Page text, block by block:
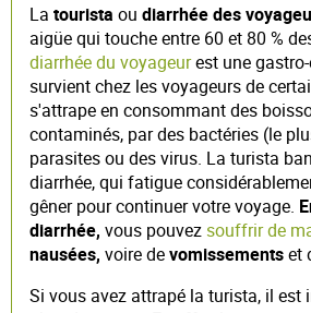
La tourista ou diarrhée des
aigüe qui touche entre 60 et 80 %
diarrhée du voyageurest une
survient chez les voyageurs de
s'attrape en consommant des
contaminés, par des bactéries (le
parasites ou des virus. La turista
diarrhée, qui fatigue
gêner pour continuer votre voyage.
diarrhée, vous pouvezsouffrir de
nausées, voire devomissementset
Si vous avez attrapé la turista, il est